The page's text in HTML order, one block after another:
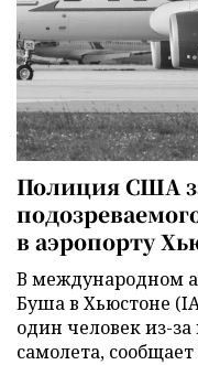
Полиция США
в аэропорту
В международном
Буша в Хьюстоне
один человек из-
самолета,